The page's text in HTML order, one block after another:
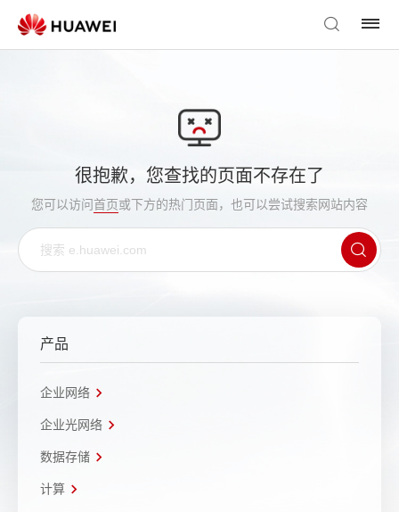
很抱歉，您查找的页面不存在了
您可以访问首页或下方的热门页面，也可以尝试搜索网站内容
产品
企业网络
企业光网络
数据存储
计算